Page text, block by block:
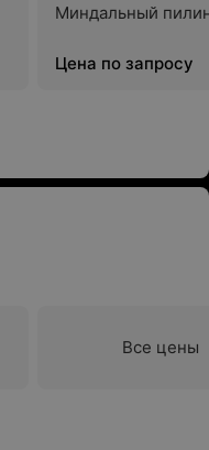
Миндальный
Цена по запросу
Все цены